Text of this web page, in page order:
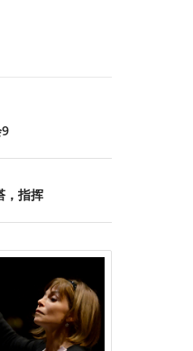
，指挥